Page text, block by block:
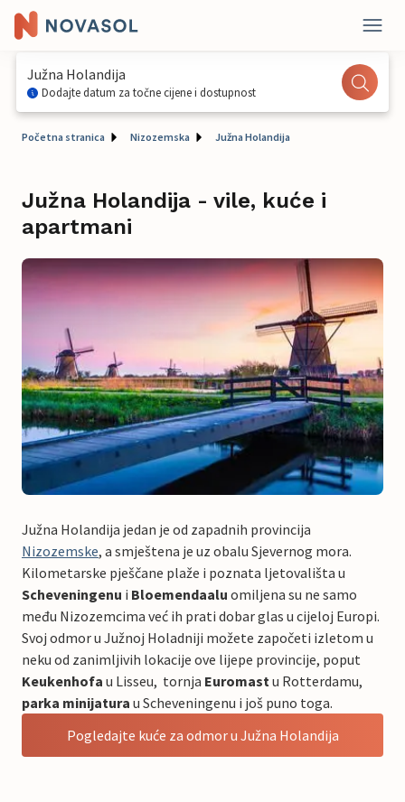
Južna Holandija
Dodajte datum za točne cijene i dostupnost
Početna stranica Nizozemska Južna Holandija
Južna Holandija - vile, kuće i
apartmani
Južna Holandija jedan je od zapadnih provincija
Nizozemske, a smještena je uz obalu Sjevernog mora.
Kilometarske pješčane plaže i poznata ljetovališta u
Scheveningenu i Bloemendaalu omiljena su ne samo
među Nizozemcima već ih prati dobar glas u cijeloj Europi.
Svoj odmor u Južnoj Holadniji možete započeti izletom u
neku od zanimljivih lokacije ove lijepe provincije, poput
Keukenhofa u Lisseu, tornja Euromastu Rotterdamu,
parka minijatura u Scheveningenu i još puno toga.
Pogledajte kuće za odmor u Južna Holandija